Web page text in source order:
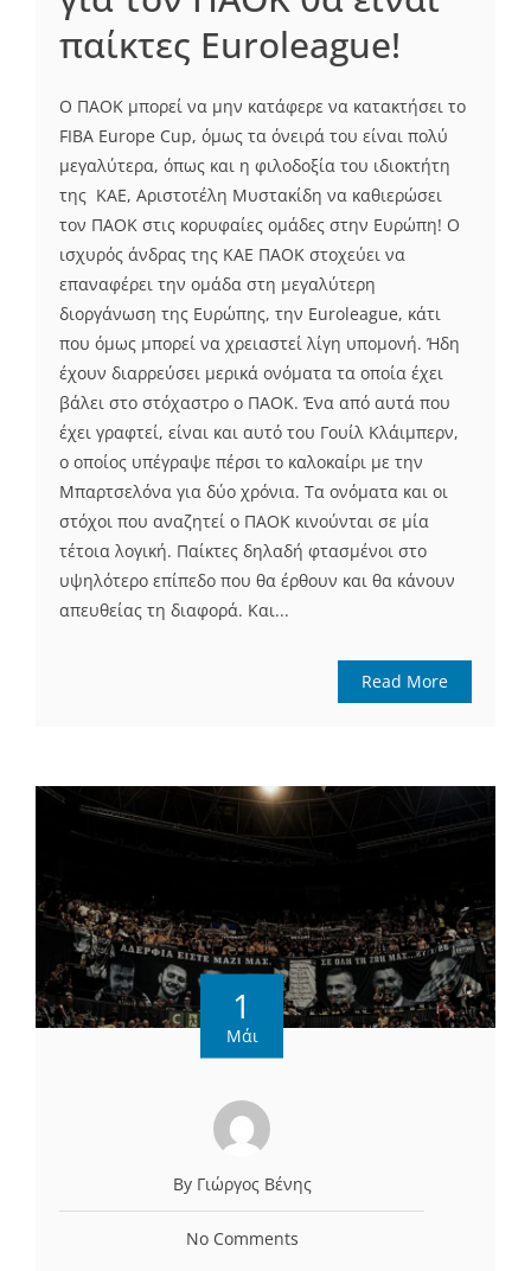
παίκτες Euroleague!
Ο ΠΑΟΚ μπορεί να μην κατάφερε να κατακτήσει το
FIBA Europe Cup, όμως τα όνειρά του είναι πολύ
μεγαλύτερα, όπως και η φιλοδοξία του ιδιοκτήτη
της ΚΑΕ, Αριστοτέλη Μυστακίδη να καθιερώσει
τον ΠΑΟΚ στις κορυφαίες ομάδες στην Ευρώπη! Ο
ισχυρός άνδρας της ΚΑΕ ΠΑΟΚ στοχεύει να
επαναφέρει την ομάδα στη μεγαλύτερη
διοργάνωση της Ευρώπης, την Euroleague, κάτι
που όμως μπορεί να χρειαστεί λίγη υπομονή. Ήδη
έχουν διαρρεύσει μερικά ονόματα τα οποία έχει
βάλει στο στόχαστρο ο ΠΑΟΚ. Ένα από αυτά που
έχει γραφτεί, είναι και αυτό του Γουίλ Κλάιμπερν,
ο οποίος υπέγραψε πέρσι το καλοκαίρι με την
Μπαρτσελόνα για δύο χρόνια. Τα ονόματα και οι
στόχοι που αναζητεί ο ΠΑΟΚ κινούνται σε μία
τέτοια λογική. Παίκτες δηλαδή φτασμένοι στο
υψηλότερο επίπεδο που θα έρθουν και θα κάνουν
απευθείας τη διαφορά. Και...
Read More
1
Μάι
By Γιώργος Βένης
No Comments